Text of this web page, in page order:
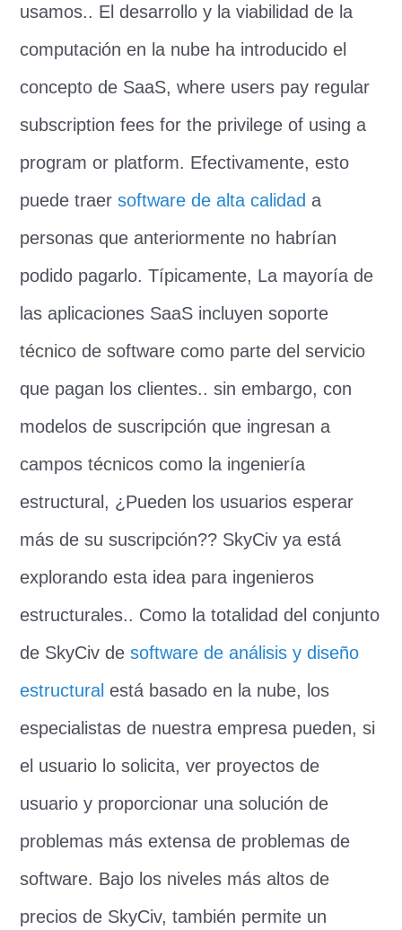
usamos.. El desarrollo y la viabilidad de la
computación en la nube ha introducido el
concepto de SaaS,where users pay regular
subscription fees for the privilege of using a
program or platform. Efectivamente, esto
puede traersoftware de alta calidad a
personas que anteriormente no habrían
podido pagarlo. Típicamente, La mayoría de
las aplicaciones SaaS incluyen soporte
técnico de software como parte del servicio
que pagan los clientes.. sin embargo, con
modelos de suscripción que ingresan a
campos técnicos como la ingeniería
estructural, ¿Pueden los usuarios esperar
más de su suscripción?? SkyCiv ya está
explorando esta idea para ingenieros
estructurales.. Como la totalidad del conjunto
de SkyCiv desoftware de análisis y diseño
estructural está basado en la nube, los
especialistas de nuestra empresa pueden, si
el usuario lo solicita, ver proyectos de
usuario y proporcionar una solución de
problemas más extensa de problemas de
software. Bajo los niveles más altos de
precios de SkyCiv, también permite un